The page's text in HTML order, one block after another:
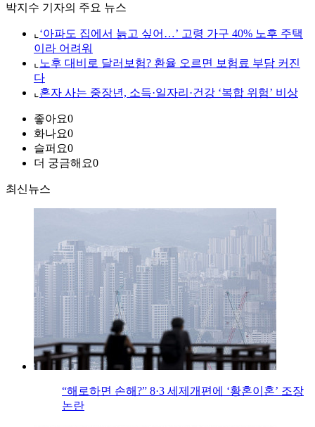
박지수 기자의 주요 뉴스
⌞ ‘아파도 집에서 늙고 싶어…’ 고령 가구 40% 노후 주택
이라 어려워
⌞ 노후 대비로 달러보험? 환율 오르면 보험료 부담 커진
다
⌞ 혼자 사는 중장년, 소득·일자리·건강 ‘복합 위험’ 비상
좋아요0
화나요0
슬퍼요0
더 궁금해요0
최신뉴스
“해로하면 손해?” 8·3 세제개편에 ‘황혼이혼’ 조장
논란